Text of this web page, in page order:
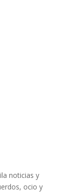
noticias y
ocio y